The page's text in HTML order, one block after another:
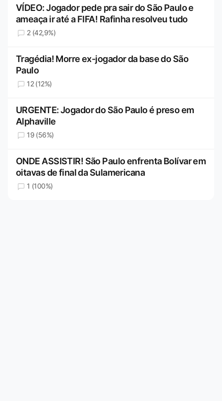
VÍDEO: Jogador pede pra sair do São Paulo e
ameaça ir até a FIFA! Rafinha resolveu tudo
2 (42,9%)
Tragédia! Morre ex-jogador da base do São
Paulo
12 (12%)
URGENTE: Jogador do São Paulo é preso em
Alphaville
19 (56%)
ONDE ASSISTIR! São Paulo enfrenta Bolívar em
oitavas de final da Sulamericana
1 (100%)